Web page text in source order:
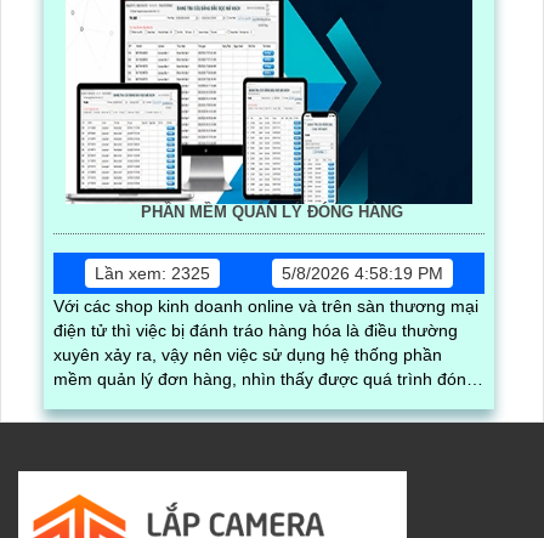
PHẦN MỀM QUẢN LÝ ĐÓNG HÀNG
Lần xem: 2325
5/8/2026 4:58:19 PM
Với các shop kinh doanh online và trên sàn thương mại
điện tử thì việc bị đánh tráo hàng hóa là điều thường
xuyên xảy ra, vậy nên việc sử dụng hệ thống phần
mềm quản lý đơn hàng, nhìn thấy được quá trình đóng
được ghi lại một cách dễ dàng